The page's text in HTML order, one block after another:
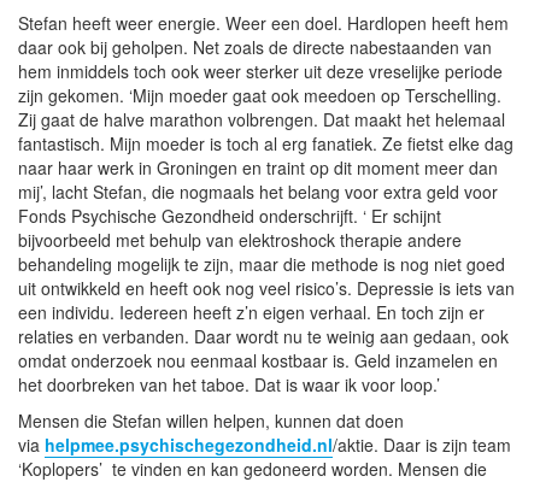
Stefan heeft weer energie. Weer een doel. Hardlopen heeft hem
daar ook bij geholpen. Net zoals de directe nabestaanden van
hem inmiddels toch ook weer sterker uit deze vreselijke periode
zijn gekomen. ‘Mijn moeder gaat ook meedoen op Terschelling.
Zij gaat de halve marathon volbrengen. Dat maakt het helemaal
fantastisch. Mijn moeder is toch al erg fanatiek. Ze fietst elke dag
naar haar werk in Groningen en traint op dit moment meer dan
mij’, lacht Stefan, die nogmaals het belang voor extra geld voor
Fonds Psychische Gezondheid onderschrijft. ‘ Er schijnt
bijvoorbeeld met behulp van elektroshock therapie andere
behandeling mogelijk te zijn, maar die methode is nog niet goed
uit ontwikkeld en heeft ook nog veel risico’s. Depressie is iets van
een individu. Iedereen heeft z’n eigen verhaal. En toch zijn er
relaties en verbanden. Daar wordt nu te weinig aan gedaan, ook
omdat onderzoek nou eenmaal kostbaar is. Geld inzamelen en
het doorbreken van het taboe. Dat is waar ik voor loop.’
Mensen die Stefan willen helpen, kunnen dat doen
via helpmee.psychischegezondheid.nl/aktie. Daar is zijn team
‘Koplopers’ te vinden en kan gedoneerd worden. Mensen die